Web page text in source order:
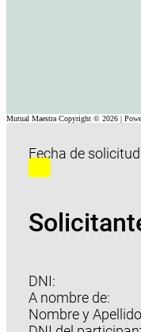
Mutual Maestra Copyright © 2026 |
Fecha de
DNI:
A nombre de:
Nombre y